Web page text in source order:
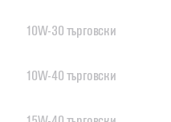
10W-30 търговски
10W-40 търговски